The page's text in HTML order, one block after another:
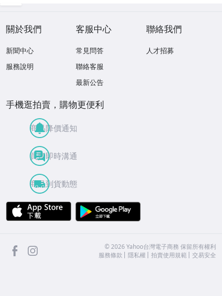
關於我們
新聞中心
服務說明
客服中心
常見問答
聯絡客服
最新公告
聯絡我們
人才招募
手機逛拍賣，購物更便利
商品降價通知
買賣即時溝通
商品到貨動態
APP Store
facebook ©2026 Yahoo台灣電子商務 保留所有權利
服務條款
隱私權 拍賣使用規範 交易安全